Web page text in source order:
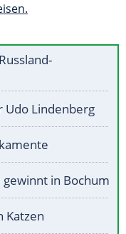
Udo Lindenberg
in Bochum
Katzen